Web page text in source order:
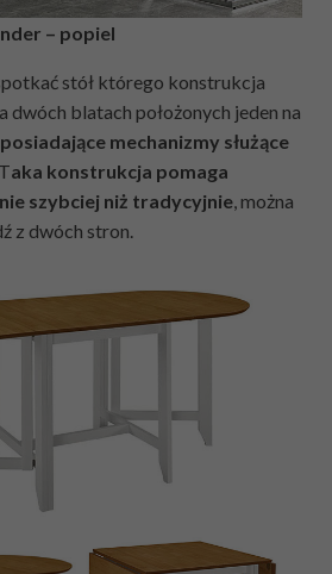
– popiel
stół którego konstrukcja
dwóch blatach położonych jeden na
mechanizmy służące
aka konstrukcja pomaga
szybciej niż tradycyjnie, można
z dwóch stron.